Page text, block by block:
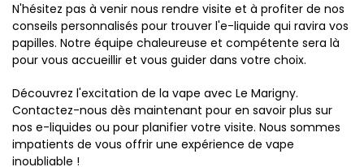
N'hésitez pas à venir nous rendre visite et à profiter de nos
conseils personnalisés pour trouver l'e-liquide qui ravira vos
papilles. Notre équipe chaleureuse et compétente sera là
pour vous accueillir et vous guider dans votre choix.
Découvrez l'excitation de la vape avec Le Marigny.
Contactez-nous dès maintenant pour en savoir plus sur
nos e-liquides ou pour planifier votre visite. Nous sommes
impatients de vous offrir une expérience de vape
inoubliable !